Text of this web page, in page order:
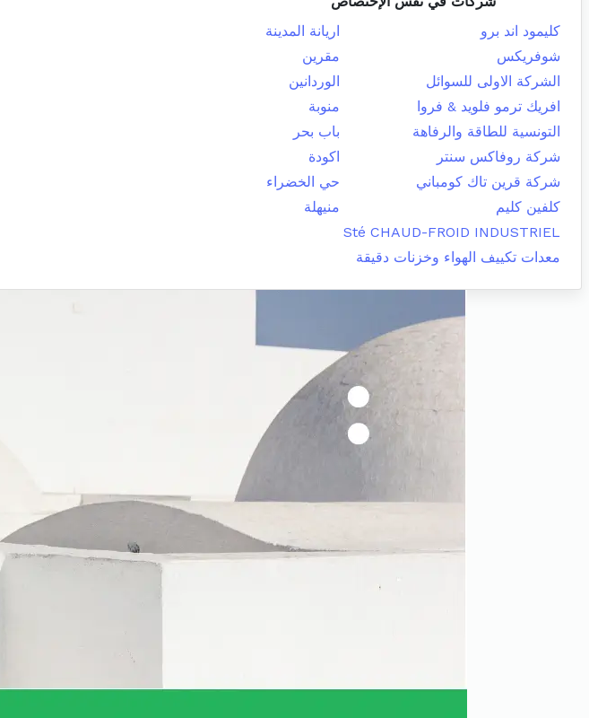
كليمود اند برو
اريانة المدينة
شوفريكس
مقرين
الشركة الاولى للسوائل
الوردانين
افريك ترمو فلويد & فروا
منوبة
التونسية للطاقة والرفاهة
باب بحر
شركة روفاكس سنتر
اكودة
شركة قرين تاك كومباني
حي الخضراء
كلفين كليم
منيهلة
Sté CHAUD-FROID INDUSTRIEL
معدات تكييف الهواء وخزنات دقيقة